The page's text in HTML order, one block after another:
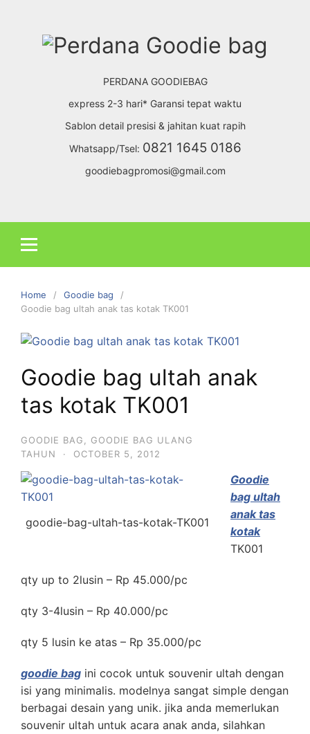
PERDANA GOODIEBAG
express 2-3 hari* Garansi tepat waktu
Sablon detail presisi & jahitan kuat rapih
Whatsapp/Tsel: 0821 1645 0186
goodiebagpromosi@gmail.com
Home
Goodie bag
Goodie bag ultah anak tas kotak TK001
Goodie bag ultah anak
tas kotak TK001
GOODIE BAG
GOODIE BAG ULANG
TAHUN
· OCTOBER 5, 2012
goodie-bag-ultah-tas-kotak-TK001
Goodie
bag ultah
anak tas
kotak
TK001
qty up to 2lusin – Rp 45.000/pc
qty 3-4lusin – Rp 40.000/pc
qty 5 lusin ke atas – Rp 35.000/pc
goodie bag ini cocok untuk souvenir ultah dengan
isi yang minimalis. modelnya sangat simple dengan
berbagai desain yang unik. jika anda memerlukan
souvenir ultah untuk acara anak anda, silahkan